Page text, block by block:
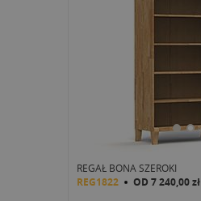
REGAŁ BONA SZEROKI
REG1822 OD 7 240,00 zł